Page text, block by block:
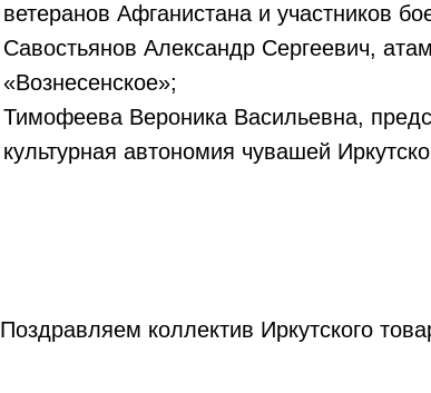
ветеранов Афганистана и участников
Савостьянов Александр Сергеевич,
«Вознесенское»;
Тимофеева Вероника Васильевна,
культурная автономия чувашей
Поздравляем коллектив Иркутского